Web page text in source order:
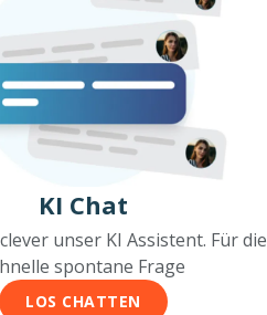
KI Chat
unser KI Assistent. Für die
spontane Frage
LOS CHATTEN